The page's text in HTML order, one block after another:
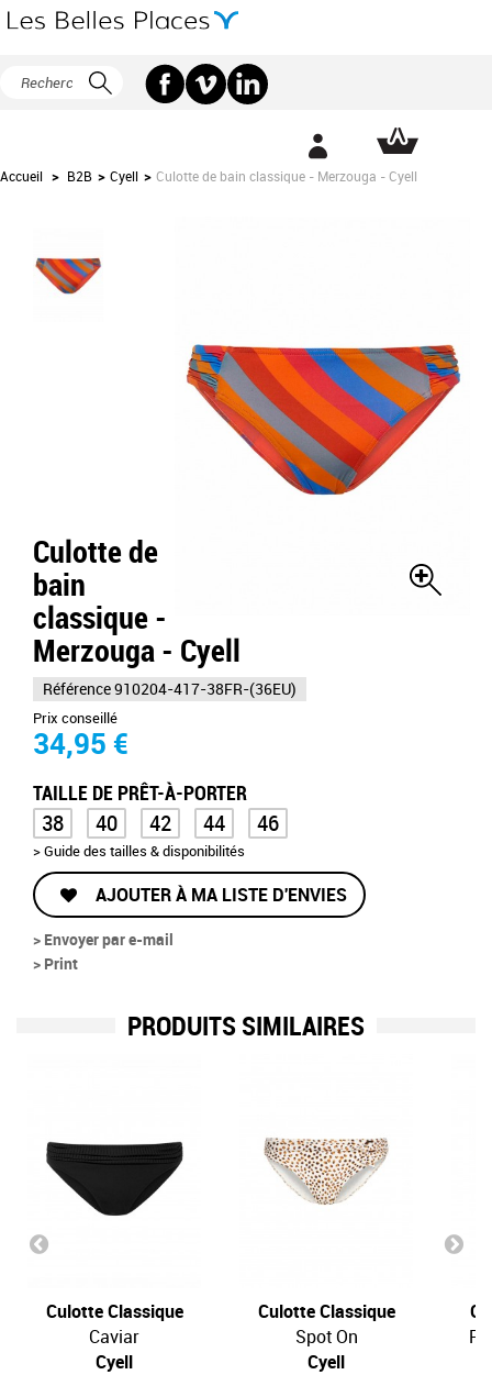
Accueil > B2B > Cyell > Culotte de bain classique - Merzouga - Cyell
Culotte de
bain
classique -
Merzouga - Cyell
Référence910204-417-38FR-(36EU)
Prix conseillé
34,95 €
TAILLE DE PRÊT-À-PORTER
38 40 42 44 46
> Guide des tailles & disponibilités
AJOUTER À MA LISTE D'ENVIES
> Envoyer par e-mail
> Print
PRODUITS SIMILAIRES
Culotte Classique
Caviar
Cyell
Culotte Classique
Spot On
Cyell